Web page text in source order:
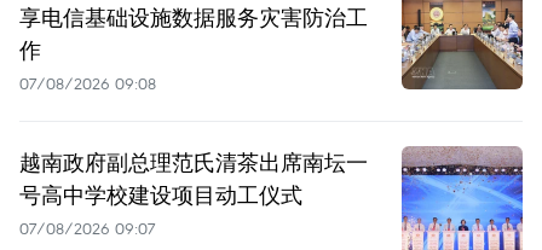
享电信基础设施数据服务灾害防治工
作
07/08/2026 09:08
越南政府副总理范氏清茶出席南坛一
号高中学校建设项目动工仪式
07/08/2026 09:07